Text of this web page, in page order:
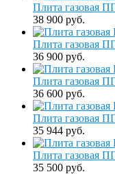
Плита газовая
38 900 руб.
Плита газовая
36 900 руб.
Плита газовая
36 600 руб.
Плита газовая
35 944 руб.
Плита газовая
35 500 руб.